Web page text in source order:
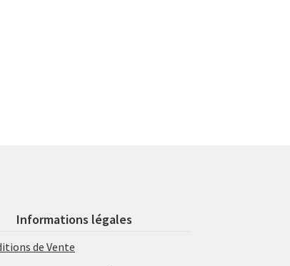
Informations légales
de Vente